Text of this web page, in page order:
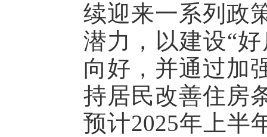
续迎来一系列政
潜力，以建设“
向好，并通过加
持居民改善住房
预计2025年上半